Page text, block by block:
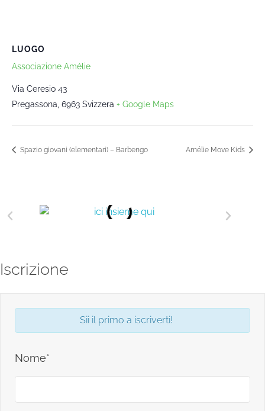
LUOGO
Associazione Amélie
Via Ceresio 43
Pregassona 6963 Svizzera + Google Maps
Spazio giovani (elementari) – Barbengo Amélie Move Kids
Iscrizione
Sii il primo a iscriverti!
Nome*